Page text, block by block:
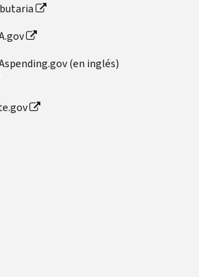
(en inglés)